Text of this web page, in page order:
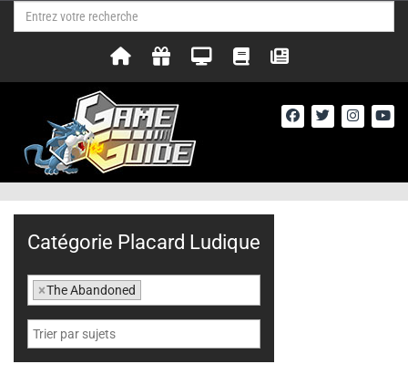
Catégorie Placard Ludique
×The Abandoned